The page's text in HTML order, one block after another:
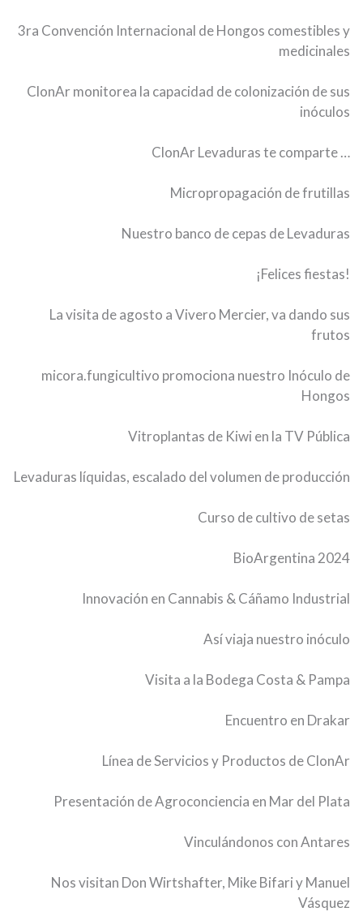
3ra Convención Internacional de Hongos comestibles y
medicinales
ClonAr monitorea la capacidad de colonización de sus
inóculos
ClonAr Levaduras te comparte …
Micropropagación de frutillas
Nuestro banco de cepas de Levaduras
¡Felices fiestas!
La visita de agosto a Vivero Mercier, va dando sus
frutos
micora.fungicultivo promociona nuestro Inóculo de
Hongos
Vitroplantas de Kiwi en la TV Pública
Levaduras líquidas, escalado del volumen de producción
Curso de cultivo de setas
BioArgentina 2024
Innovación en Cannabis & Cáñamo Industrial
Así viaja nuestro inóculo
Visita a la Bodega Costa & Pampa
Encuentro en Drakar
Línea de Servicios y Productos de ClonAr
Presentación de Agroconciencia en Mar del Plata
Vinculándonos con Antares
Nos visitan Don Wirtshafter, Mike Bifari y Manuel
Vásquez